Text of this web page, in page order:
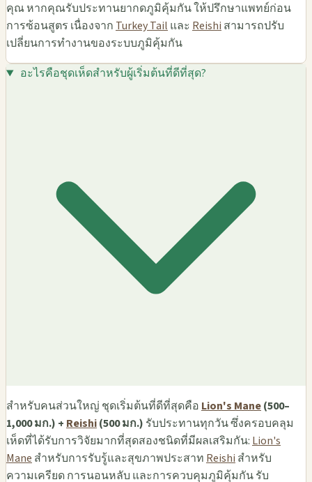
คุณ หากคุณรับประทานยากดภูมิคุ้มกัน ให้ปรึกษาแพทย์ก่อน
การซ้อนสูตร เนื่องจาก Turkey Tail และ Reishi สามารถปรับ
เปลี่ยนการทำงานของระบบภูมิคุ้มกัน
อะไรคือชุดเห็ดสำหรับผู้เริ่มต้นที่ดีที่สุด?
สำหรับคนส่วนใหญ่ ชุดเริ่มต้นที่ดีที่สุดคือ Lion's Mane(500–
1,000 มก.) + Reishi(500 มก.) รับประทานทุกวัน ซึ่งครอบคลุม
เห็ดที่ได้รับการวิจัยมากที่สุดสองชนิดที่มีผลเสริมกัน: Lion's
Mane สำหรับการรับรู้และสุขภาพประสาท Reishi สำหรับ
ความเครียด การนอนหลับ และการควบคุมภูมิคุ้มกัน รับ